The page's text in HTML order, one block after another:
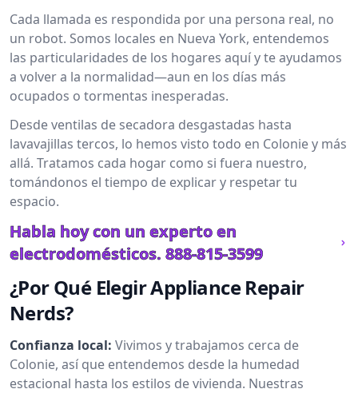
Cada llamada es respondida por una persona real, no
un robot. Somos locales en Nueva York, entendemos
las particularidades de los hogares aquí y te ayudamos
a volver a la normalidad—aun en los días más
ocupados o tormentas inesperadas.
Desde ventilas de secadora desgastadas hasta
lavavajillas tercos, lo hemos visto todo en Colonie y más
allá. Tratamos cada hogar como si fuera nuestro,
tomándonos el tiempo de explicar y respetar tu
espacio.
Habla hoy con un experto en
electrodomésticos. 888-815-3599
¿Por Qué Elegir Appliance Repair
Nerds?
Confianza local: Vivimos y trabajamos cerca de
Colonie, así que entendemos desde la humedad
estacional hasta los estilos de vivienda. Nuestras